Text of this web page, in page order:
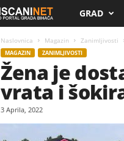
c
GRAD
Naslovnica Magazin Zanimljivosti
MAGAZIN ZANIMLJIVOSTI
Žena je
vrata i
3 Aprila, 2022